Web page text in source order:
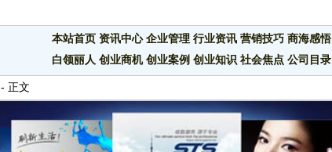
本站首页 资讯中心 企业管理 行业资讯 营销技巧 商海感悟
白领丽人 创业商机 创业案例 创业知识 社会焦点 公司目录
- 正文